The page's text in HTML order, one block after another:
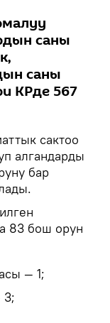
саны
саны
КРде 567
сактоо
алгандарды
бар
83 бош орун
— 1;
3;